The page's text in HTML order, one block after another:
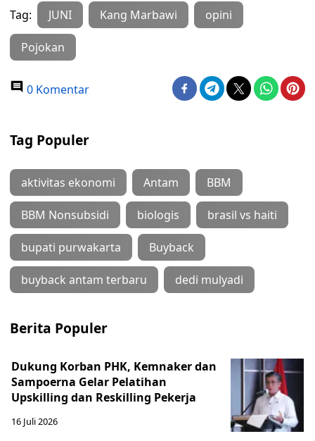
Tag: JUNI Kang Marbawi opini
Pojokan
0 Komentar
Tag Populer
aktivitas ekonomi Antam BBM
BBM Nonsubsidi biologis brasil vs haiti
bupati purwakarta Buyback
buyback antam terbaru dedi mulyadi
Berita Populer
Dukung Korban PHK, Kemnaker dan
Sampoerna Gelar Pelatihan
Upskilling dan Reskilling Pekerja
16 Juli 2026